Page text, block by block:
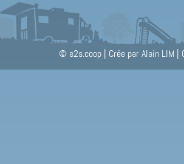
© e2s.coop | Crée par Alain LIM |